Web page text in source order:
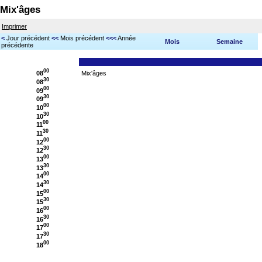
Mix'âges
Imprimer
< Jour précédent << Mois précédent <<<Année
précédente
Mois Semaine
0800
0830
0900
0930
1000
1030
1100
1130
1200
1230
1300
1330
1400
1430
1500
1530
1600
1630
1700
1730
1800
Mix'âges